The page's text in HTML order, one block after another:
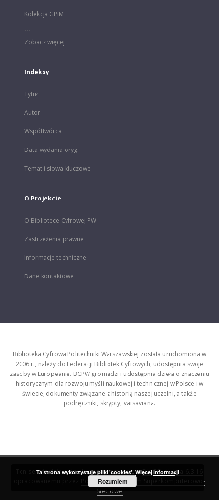
Kolekcja GPiM
...
Zobacz więcej
Indeksy
Tytuł
Autor
Współtwórca
Data wydania oryg.
Temat i słowa kluczowe
O Projekcie
O Bibliotece Cyfrowej PW
Zastrzeżenia prawne
Informacje techniczne
Dane kontaktowe
Biblioteka Cyfrowa Politechniki Warszawskiej została uruchomiona w
2006 r., należy do Federacji Bibliotek Cyfrowych, udostępnia swoje
zasoby w Europeanie. BCPW gromadzi i udostępnia dzieła o znaczeniu
historycznym dla rozwoju myśli naukowej i technicznej w Polsce i w
świecie, dokumenty związane z historią naszej uczelni, a także
podręczniki, skrypty, varsaviana.
Ten serwis działa dzięki oprogramowaniuDInGO dLibra 6.3.16
Poznańskie Centrum Superkomputerowo-
Sieciowe
Ta strona wykorzystuje pliki 'cookies'. Więcej informacji
Rozumiem